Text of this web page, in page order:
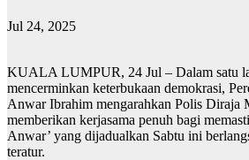
Jul 24, 2025
KUALA LUMPUR, 24 Jul – Dalam satu
mencerminkan keterbukaan demokrasi,
Anwar Ibrahim mengarahkan Polis Diraja
memberikan kerjasama penuh bagi
Anwar’ yang dijadualkan Sabtu ini
teratur.